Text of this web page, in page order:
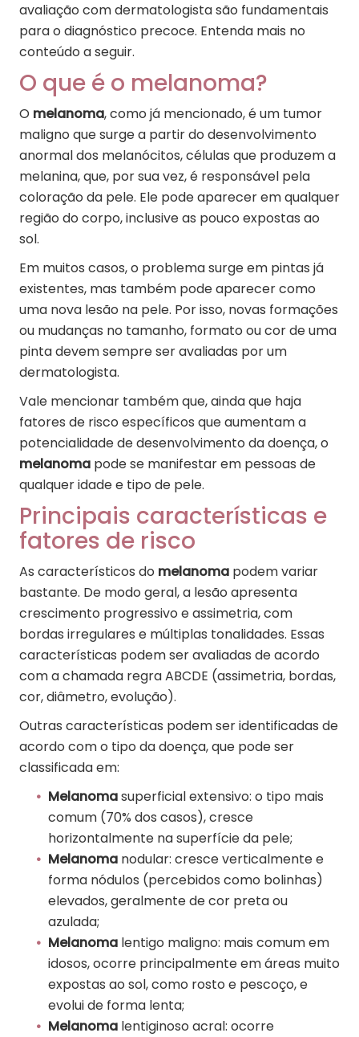
avaliação com dermatologista são fundamentais
para o diagnóstico precoce. Entenda mais no
conteúdo a seguir.
O que é o melanoma?
O melanoma, como já mencionado, é um tumor
maligno que surge a partir do desenvolvimento
anormal dos melanócitos, células que produzem a
melanina, que, por sua vez, é responsável pela
coloração da pele. Ele pode aparecer em qualquer
região do corpo, inclusive as pouco expostas ao
sol.
Em muitos casos, o problema surge em pintas já
existentes, mas também pode aparecer como
uma nova lesão na pele. Por isso, novas formações
ou mudanças no tamanho, formato ou cor de uma
pinta devem sempre ser avaliadas por um
dermatologista.
Vale mencionar também que, ainda que haja
fatores de risco específicos que aumentam a
potencialidade de desenvolvimento da doença, o
melanoma pode se manifestar em pessoas de
qualquer idade e tipo de pele.
Principais características e
fatores de risco
As característicos do melanoma podem variar
bastante. De modo geral, a lesão apresenta
crescimento progressivo e assimetria, com
bordas irregulares e múltiplas tonalidades. Essas
características podem ser avaliadas de acordo
com a chamada regra ABCDE (assimetria, bordas,
cor, diâmetro, evolução).
Outras características podem ser identificadas de
acordo com o tipo da doença, que pode ser
classificada em:
Melanomasuperficial extensivo: o tipo mais
comum (70% dos casos), cresce
horizontalmente na superfície da pele;
Melanoma nodular: cresce verticalmente e
forma nódulos (percebidos como bolinhas)
elevados, geralmente de cor preta ou
azulada;
Melanoma lentigo maligno: mais comum em
idosos, ocorre principalmente em áreas muito
expostas ao sol, como rosto e pescoço, e
evolui de forma lenta;
Melanoma lentiginoso acral: ocorre